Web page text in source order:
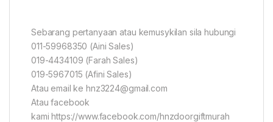
Sebarang pertanyaan atau kemusykilan sila hubungi
011-59968350 (Aini Sales)
019-4434109 (Farah Sales)
019-5967015 (Afini Sales)
Atau email ke hnz3224@gmail.com
Atau facebook
kami https://www.facebook.com/hnzdoorgiftmurah